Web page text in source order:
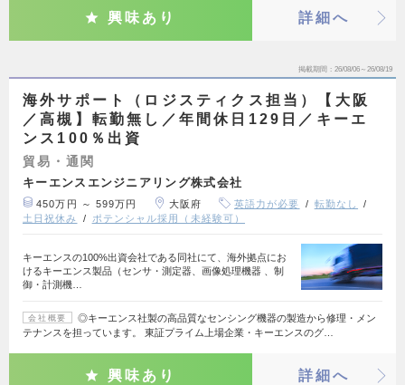
興味あり 詳細へ
掲載期間 26/08/06～26/08/19
海外サポート（ロジスティクス担当）【大阪
／高槻】転勤無し／年間休日129日／キーエ
ンス100％出資
貿易・通関
キーエンスエンジニアリング株式会社
450万円 ～ 599万円 大阪府 英語力が必要
転勤なし
土日祝休み
ポテンシャル採用（未経験可）
キーエンスの100%出資会社である同社にて、海外拠点にお
けるキーエンス製品（センサ・測定器、画像処理機器 、制
御・計測機…
会社概要
◎キーエンス社製の高品質なセンシング機器の製造から修理・メン
テナンスを担っています。 東証プライム上場企業・キーエンスのグ…
興味あり 詳細へ